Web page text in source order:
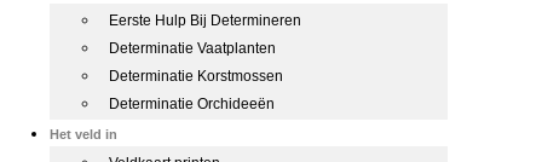
Eerste Hulp Bij Determineren
Determinatie Vaatplanten
Determinatie Korstmossen
Determinatie Orchideeën
Het veld in